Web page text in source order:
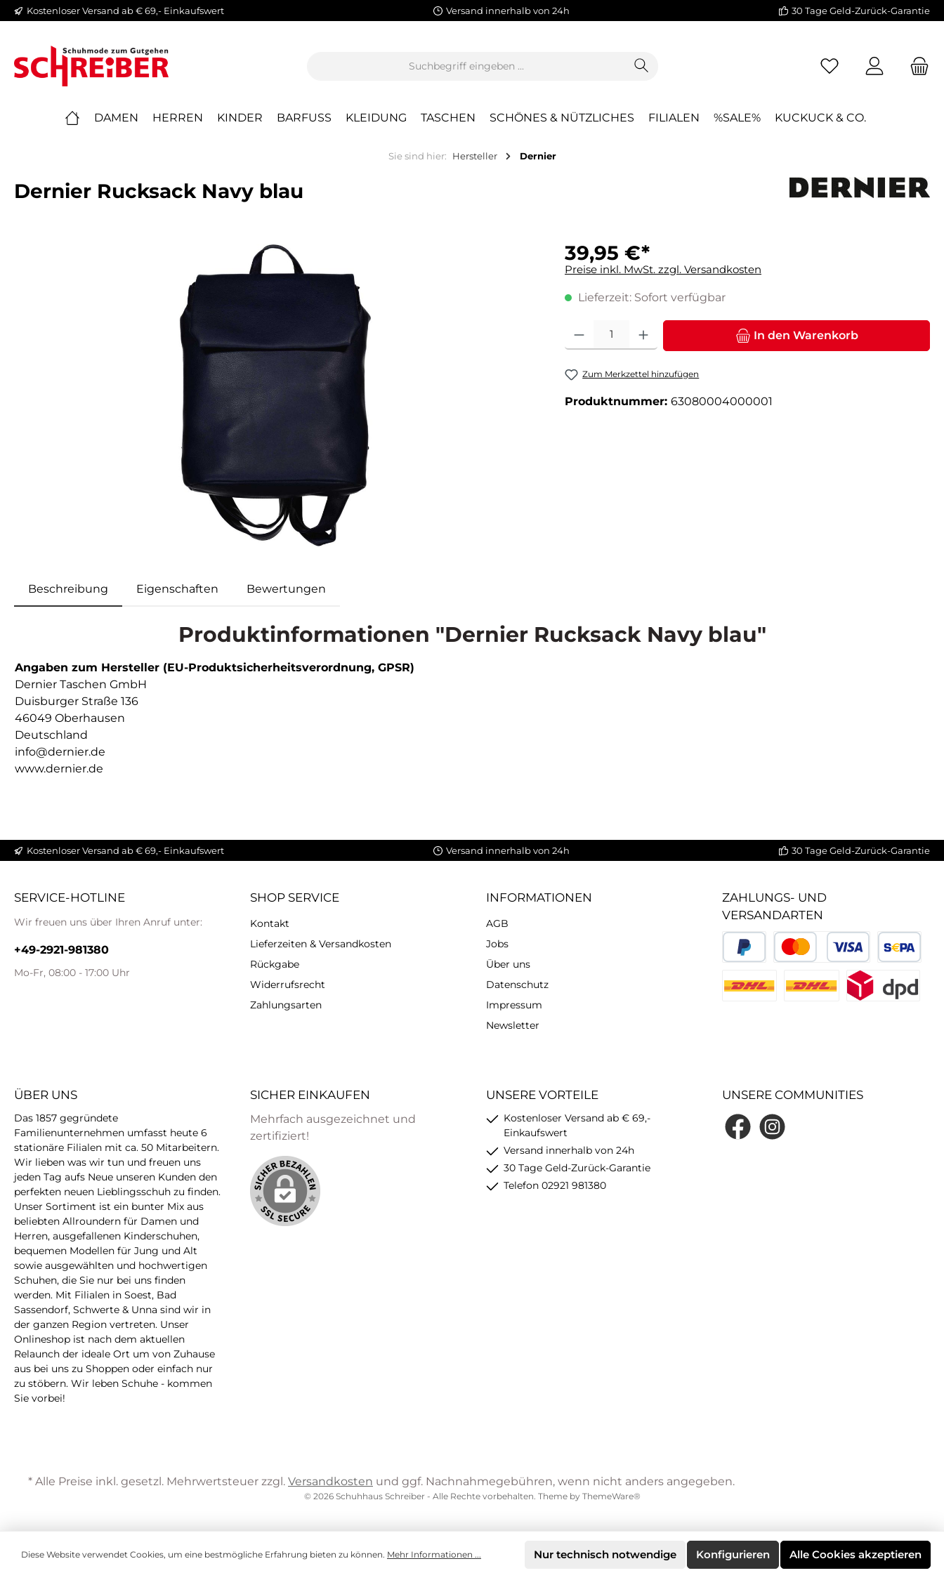
Zur Hauptnavigation springen
Kostenloser Versand ab € 69,- Einkaufswert Versand innerhalb von 24h 30 Tage Geld-Zurück-Garantie
DAMEN HERREN KINDER BARFUSS KLEIDUNG TASCHEN SCHÖNES & NÜTZLICHES FILIALEN %SALE% KUCKUCK & CO.
Sie sind hier: Hersteller Dernier
Dernier Rucksack Navy blau
39,95 €*
Preise inkl. MwSt. zzgl. Versandkosten
Lieferzeit: Sofort verfügbar
Produkt Anzahl: Gib den gewünschten Wert ein oder benutze die Schaltflächen um die
In den Warenkorb
Zum Merkzettel hinzufügen
Produktnummer: 63080004000001
Beschreibung Eigenschaften Bewertungen
Produktinformationen "Dernier Rucksack Navy blau"
Angaben zum Hersteller (EU-Produktsicherheitsverordnung, GPSR)
Dernier Taschen GmbH
Duisburger Straße 136
46049 Oberhausen
Deutschland
info@dernier.de
www.dernier.de
Kostenloser Versand ab € 69,- Einkaufswert Versand innerhalb von 24h 30 Tage Geld-Zurück-Garantie
SERVICE-HOTLINE
Wir freuen uns über Ihren Anruf unter:
+49-2921-981380
Mo-Fr, 08:00 - 17:00 Uhr
SHOP SERVICE
Kontakt
Lieferzeiten & Versandkosten
Rückgabe
Widerrufsrecht
Zahlungsarten
INFORMATIONEN
AGB
Jobs
Über uns
Datenschutz
Impressum
Newsletter
ZAHLUNGS- UND
VERSANDARTEN
ÜBER UNS
Das 1857 gegründete
Familienunternehmen umfasst heute 6
stationäre Filialen mit ca. 50 Mitarbeitern.
Wir lieben was wir tun und freuen uns
jeden Tag aufs Neue unseren Kunden den
perfekten neuen Lieblingsschuh zu finden.
Unser Sortiment ist ein bunter Mix aus
beliebten Allroundern für Damen und
Herren, ausgefallenen Kinderschuhen,
bequemen Modellen für Jung und Alt
sowie ausgewählten und hochwertigen
Schuhen, die Sie nur bei uns finden
werden. Mit Filialen in Soest, Bad
Sassendorf, Schwerte & Unna sind wir in
der ganzen Region vertreten. Unser
Onlineshop ist nach dem aktuellen
Relaunch der ideale Ort um von Zuhause
aus bei uns zu Shoppen oder einfach nur
zu stöbern. Wir leben Schuhe - kommen
Sie vorbei!
SICHER EINKAUFEN
Mehrfach ausgezeichnet und
zertifiziert!
UNSERE VORTEILE
Kostenloser Versand ab € 69,-
Einkaufswert
Versand innerhalb von 24h
30 Tage Geld-Zurück-Garantie
Telefon 02921 981380
UNSERE COMMUNITIES
* Alle Preise inkl. gesetzl. Mehrwertsteuer zzgl. Versandkosten und ggf. Nachnahmegebühren, wenn nicht anders angegeben.
© 2026 Schuhhaus Schreiber - Alle Rechte vorbehalten. Theme by ThemeWare®
Diese Website verwendet Cookies, um eine bestmögliche Erfahrung bieten zu können. Mehr Informationen ... Nur technisch notwendige Konfigurieren Alle Cookies akzeptieren